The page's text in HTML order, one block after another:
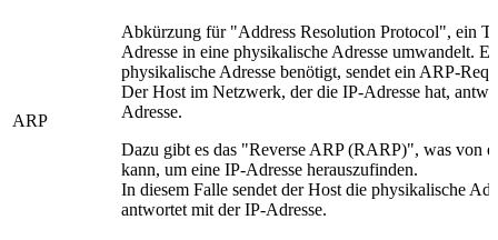
ARP
Abkürzung für "Address Resolution Protocol", ein
Adresse in eine physikalische Adresse umwandelt.
physikalische Adresse benötigt, sendet ein ARP-
Der Host im Netzwerk, der die IP-Adresse hat,
Adresse.
Dazu gibt es das "Reverse ARP (RARP)", was von
kann, um eine IP-Adresse herauszufinden.
In diesem Falle sendet der Host die physikalische
antwortet mit der IP-Adresse.